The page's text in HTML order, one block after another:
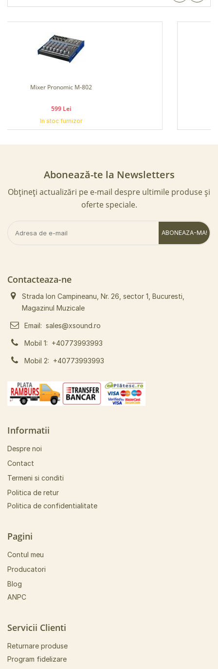
Abonează-te la Newsletters
Obțineți actualizări pe e-mail despre ultimile produse și
oferte speciale.
ABONEAZA-MA!
Contacteaza-ne
Strada Ion Campineanu, Nr. 26, sector 1, Bucuresti,
Magazinul Muzicale
Email: sales@xsound.ro
Mobil 1: +40773993993
Mobil 2: +40773993993
Informatii
Despre noi
Contact
Termeni si conditi
Politica de retur
Politica de confidentialitate
Pagini
Contul meu
Producatori
Blog
ANPC
Servicii Clienti
Returnare produse
Program fidelizare